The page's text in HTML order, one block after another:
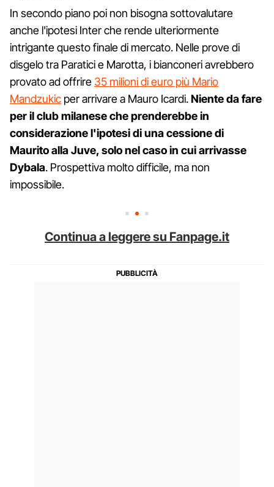
In secondo piano poi non bisogna sottovalutare
anche l'ipotesi Inter che rende ulteriormente
intrigante questo finale di mercato. Nelle prove di
disgelo tra Paratici e Marotta, i bianconeri avrebbero
provato ad offrire 35 milioni di euro più Mario
Mandzukic per arrivare a Mauro Icardi.Niente da fare
per il club milanese che prenderebbe in
considerazione l'ipotesi di una cessione di
Maurito alla Juve, solo nel caso in cui arrivasse
Dybala. Prospettiva molto difficile, ma non
impossibile.
Continua a leggere su Fanpage.it